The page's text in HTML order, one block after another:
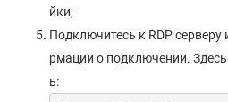
йки;
Подключитесь к RDP
рмации о подключении.
ь: